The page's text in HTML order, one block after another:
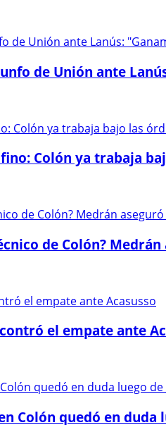
de Unión ante
Colón ya trabaja
de Colón? Medrán
el empate ante
Colón quedó en duda